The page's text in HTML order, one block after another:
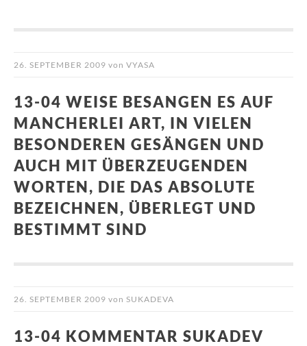
26. SEPTEMBER 2009 von VYASA
13-04 WEISE BESANGEN ES AUF
MANCHERLEI ART, IN VIELEN
BESONDEREN GESÄNGEN UND
AUCH MIT ÜBERZEUGENDEN
WORTEN, DIE DAS ABSOLUTE
BEZEICHNEN, ÜBERLEGT UND
BESTIMMT SIND
26. SEPTEMBER 2009 von SUKADEVA
13-04 KOMMENTAR SUKADEV